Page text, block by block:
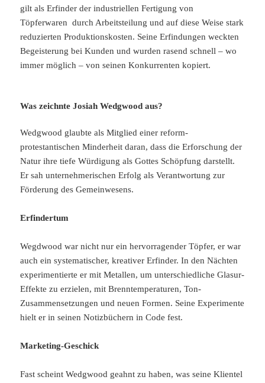
gilt als Erfinder der industriellen Fertigung von
Töpferwaren durch Arbeitsteilung und auf diese Weise stark
reduzierten Produktionskosten. Seine Erfindungen weckten
Begeisterung bei Kunden und wurden rasend schnell – wo
immer möglich – von seinen Konkurrenten kopiert.
Was zeichnte Josiah Wedgwood aus?
Wedgwood glaubte als Mitglied einer reform-
protestantischen Minderheit daran, dass die Erforschung der
Natur ihre tiefe Würdigung als Gottes Schöpfung darstellt.
Er sah unternehmerischen Erfolg als Verantwortung zur
Förderung des Gemeinwesens.
Erfindertum
Wegdwood war nicht nur ein hervorragender Töpfer, er war
auch ein systematischer, kreativer Erfinder. In den Nächten
experimentierte er mit Metallen, um unterschiedliche Glasur-
Effekte zu erzielen, mit Brenntemperaturen, Ton-
Zusammensetzungen und neuen Formen. Seine Experimente
hielt er in seinen Notizbüchern in Code fest.
Marketing-Geschick
Fast scheint Wedgwood geahnt zu haben, was seine Klientel